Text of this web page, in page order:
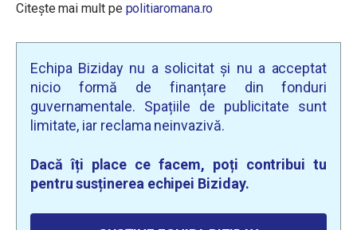
Citește mai mult pe politiaromana.ro
Echipa Biziday nu a solicitat și nu a acceptat
nicio formă de finanțare din fonduri
guvernamentale. Spațiile de publicitate sunt
limitate, iar reclama neinvazivă.
Dacă îți place ce facem, poți contribui tu
pentru susținerea echipei Biziday.